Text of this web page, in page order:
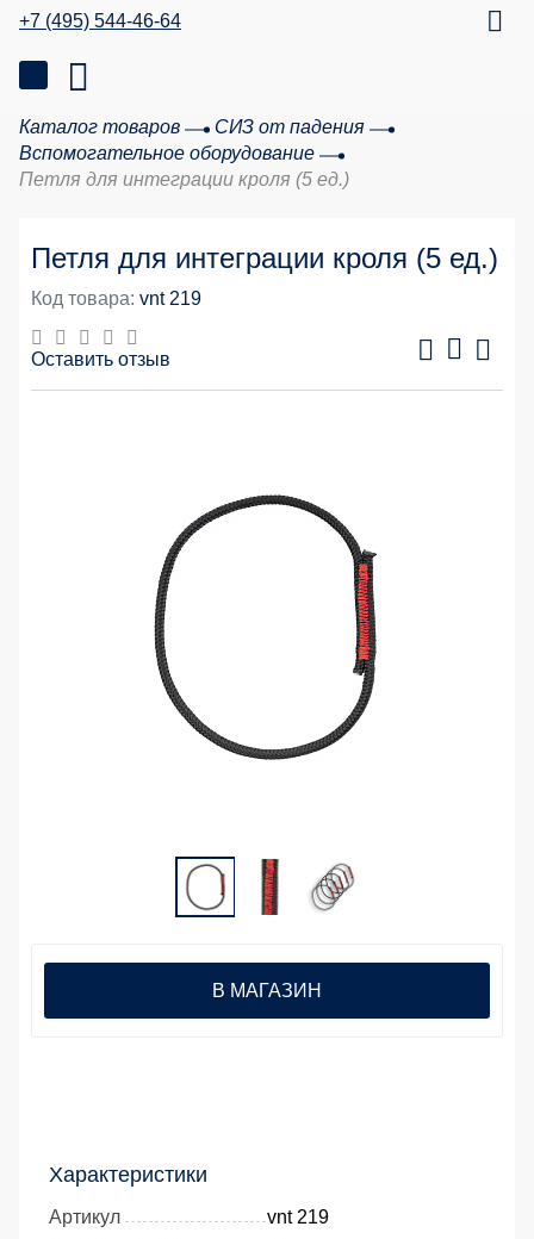
+7 (495) 544-46-64
Каталог товаров
СИЗ от падения
Вспомогательное оборудование
Петля для интеграции кроля (5 ед.)
Петля для интеграции кроля (5 ед.)
Код товара: vnt 219
Оставить отзыв
Характеристики
Артикул
vnt 219
В МАГАЗИН